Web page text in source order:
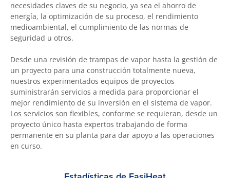
necesidades claves de su negocio, ya sea el ahorro de
energía, la optimización de su proceso, el rendimiento
medioambiental, el cumplimiento de las normas de
seguridad u otros.
Desde una revisión de trampas de vapor hasta la gestión de
un proyecto para una construcción totalmente nueva,
nuestros experimentados equipos de proyectos
suministrarán servicios a medida para proporcionar el
mejor rendimiento de su inversión en el sistema de vapor.
Los servicios son flexibles, conforme se requieran, desde un
proyecto único hasta expertos trabajando de forma
permanente en su planta para dar apoyo a las operaciones
en curso.